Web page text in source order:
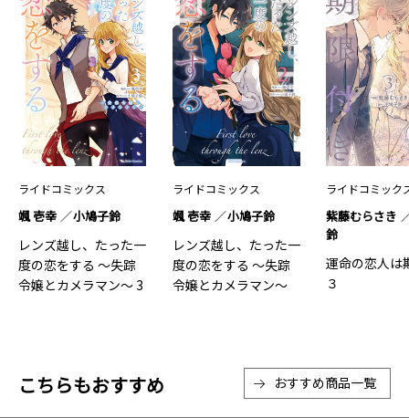
ライドコミックス
颯 壱幸 小鳩子鈴
レンズ越し、たった一
度の恋をする ～失踪
令嬢とカメラマン～ 3
ライドコミックス
颯 壱幸 小鳩子鈴
レンズ越し、たった一
度の恋をする ～失踪
令嬢とカメラマン～
ライドコミック
紫藤むらさき
鈴
運命の恋人は
３
こちらもおすすめ おすすめ商品一覧